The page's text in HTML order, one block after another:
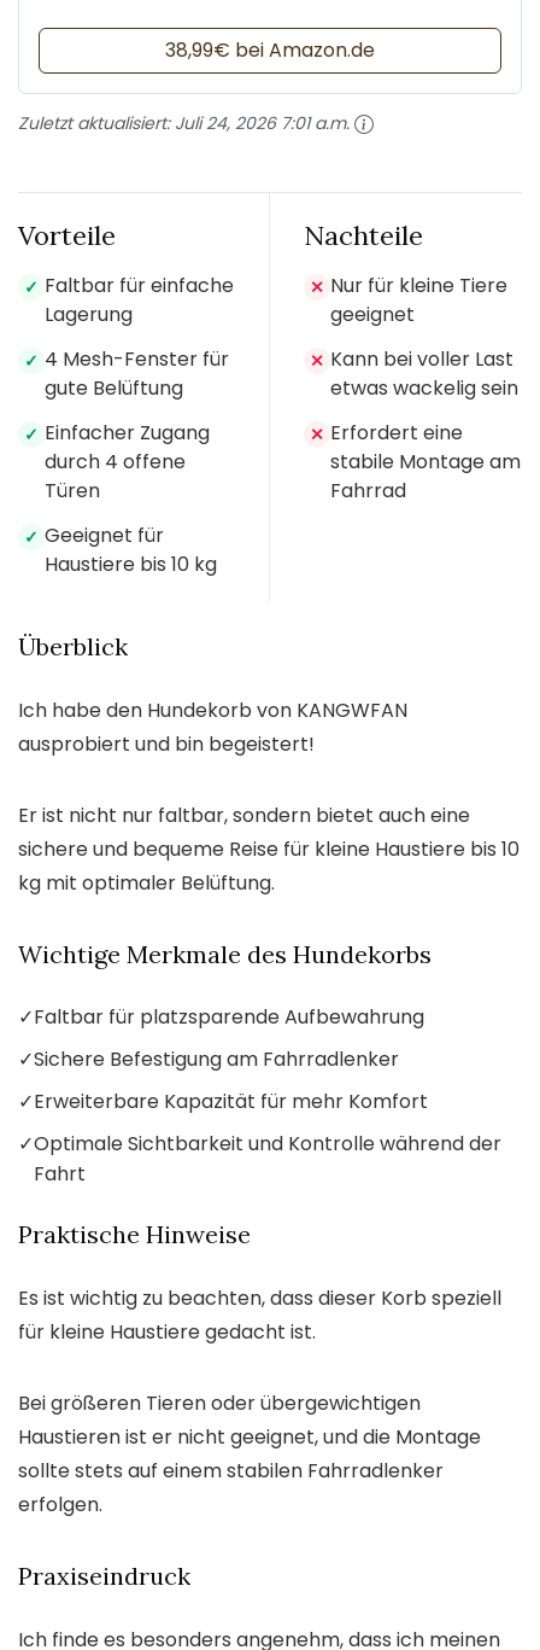
38,99€ bei Amazon.de
Zuletzt aktualisiert: Juli 24, 2026 7:01 a.m.
Vorteile
✓ Faltbar für einfache
Lagerung
✓ 4 Mesh-Fenster für
gute Belüftung
✓ Einfacher Zugang
durch 4 offene
Türen
✓ Geeignet für
Haustiere bis 10 kg
Nachteile
✕ Nur für kleine Tiere
geeignet
✕ Kann bei voller Last
etwas wackelig sein
✕ Erfordert eine
stabile Montage am
Fahrrad
Überblick
Ich habe den Hundekorb von KANGWFAN
ausprobiert und bin begeistert!
Er ist nicht nur faltbar, sondern bietet auch eine
sichere und bequeme Reise für kleine Haustiere bis 10
kg mit optimaler Belüftung.
Wichtige Merkmale des Hundekorbs
✓Faltbar für platzsparende Aufbewahrung
✓Sichere Befestigung am Fahrradlenker
✓Erweiterbare Kapazität für mehr Komfort
✓Optimale Sichtbarkeit und Kontrolle während der
Fahrt
Praktische Hinweise
Es ist wichtig zu beachten, dass dieser Korb speziell
für kleine Haustiere gedacht ist.
Bei größeren Tieren oder übergewichtigen
Haustieren ist er nicht geeignet, und die Montage
sollte stets auf einem stabilen Fahrradlenker
erfolgen.
Praxiseindruck
Ich finde es besonders angenehm, dass ich meinen